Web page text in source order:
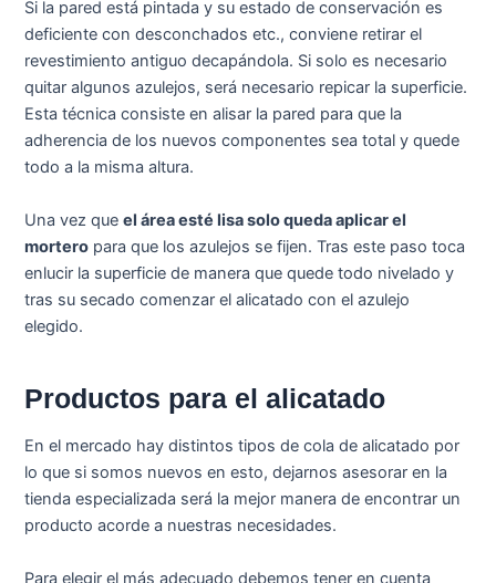
Si la pared está pintada y su estado de conservación es
deficiente con desconchados etc., conviene retirar el
revestimiento antiguo decapándola. Si solo es necesario
quitar algunos azulejos, será necesario repicar la superficie.
Esta técnica consiste en alisar la pared para que la
adherencia de los nuevos componentes sea total y quede
todo a la misma altura.
Una vez queel área esté lisa solo queda aplicar el
mortero para que los azulejos se fijen. Tras este paso toca
enlucir la superficie de manera que quede todo nivelado y
tras su secado comenzar el alicatado con el azulejo
elegido.
Productos para el alicatado
En el mercado hay distintos tipos de cola de alicatado por
lo que si somos nuevos en esto, dejarnos asesorar en la
tienda especializada será la mejor manera de encontrar un
producto acorde a nuestras necesidades.
Para elegir el más adecuado debemos tener en cuenta